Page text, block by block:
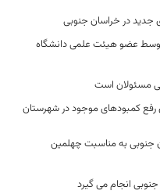
جدید در خراسان جنوبی
توسط عضو هیئت علمی دانشگاه
مسئولان است
رفع کمبودهای موجود در شهرستان
جنوبی به مناسبت چهلمین